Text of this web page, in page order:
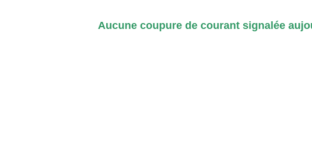
Aucune coupure de courant signalée